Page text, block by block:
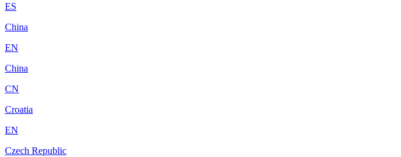
ES
China
EN
China
CN
Croatia
EN
Czech Republic